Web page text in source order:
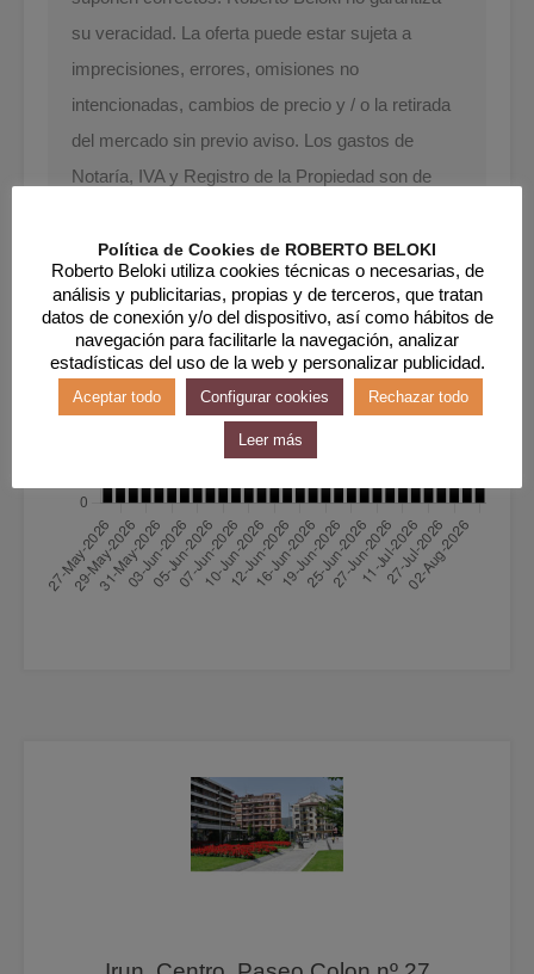
su veracidad. La oferta puede estar sujeta a
imprecisiones, errores, omisiones no
intencionadas, cambios de precio y / o la retirada
del mercado sin previo aviso. Los gastos de
Notaría, IVA y Registro de la Propiedad son de
agencia inmobiliaria van a cargo del vendedor.
Visitas
Política de Cookies de ROBERTO BELOKI
Roberto Beloki utiliza cookies técnicas o necesarias, de
análisis y publicitarias, propias y de terceros, que tratan
datos de conexión y/o del dispositivo, así como hábitos de
navegación para facilitarle la navegación, analizar
estadísticas del uso de la web y personalizar publicidad.
Aceptar todo Configurar cookies Rechazar todo
Leer más